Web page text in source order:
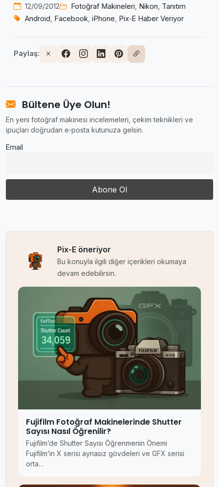
12/09/2012 Fotoğraf Makineleri, Nikon, Tanıtım
Android, Facebook, iPhone, Pix‑E Haber Veriyor
Paylaş:
Bültene Üye Olun!
En yeni fotoğraf makinesi incelemeleri, çekim teknikleri ve
ipuçları doğrudan e‑posta kutunuza gelsin.
Email
Pix-E öneriyor
Bu konuyla ilgili diğer içerikleri okumaya
devam edebilirsin.
Fujifilm Fotoğraf Makinelerinde Shutter
Sayısı Nasıl Öğrenilir?
Fujifilm’de Shutter Sayısı Öğrenmenin Önemi
Fujifilm’in X serisi aynasız gövdeleri ve GFX serisi
orta…